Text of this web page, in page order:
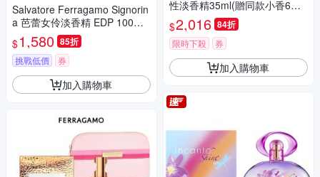
Salvatore Ferragamo Signorin
a 芭蕾女伶淡香精 EDP 100ml
平行輸入
$1,580 85折
挑戰低價 券
加入購物車
性淡香精35ml(贈同款小香6ml
乙瓶)
$2,016 84折
限時下殺 券
加入購物車